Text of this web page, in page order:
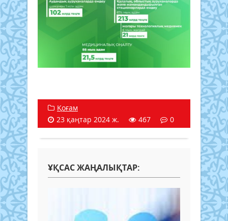
Қоғам
23 қаңтар 2024 ж.
467 0
ҰҚСАС ЖАҢАЛЫҚТАР: